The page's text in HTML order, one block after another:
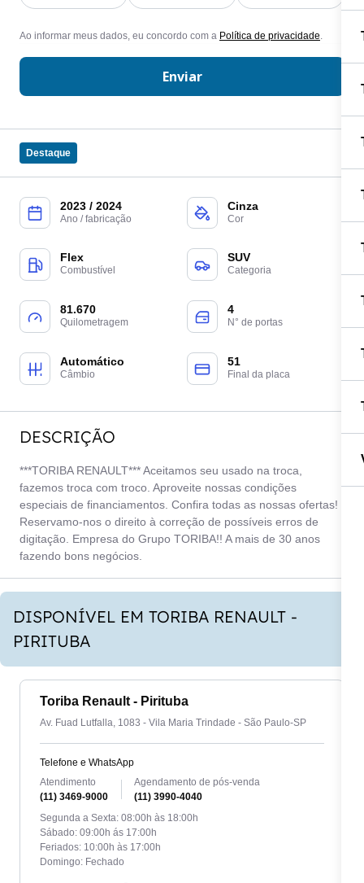
Destaque
2023 / 2024
Ano / fabricação
Cinza
Cor
Flex
Combustível
SUV
Categoria
81.670
Quilometragem
4
N° de portas
Automático
Câmbio
51
Final da placa
DESCRIÇÃO
***TORIBA RENAULT*** Aceitamos seu usado na troca,
fazemos troca com troco. Aproveite nossas condições
especiais de financiamentos. Confira todas as nossas ofertas!
Reservamo-nos o direito à correção de possíveis erros de
digitação. Empresa do Grupo TORIBA!! A mais de 30 anos
fazendo bons negócios.
DISPONÍVEL EM TORIBA RENAULT -
PIRITUBA
Toriba Renault - Pirituba
Av. Fuad Lutfalla, 1083 - Vila Maria Trindade - São Paulo-SP
Telefone e WhatsApp
Atendimento
(11) 3469-9000
Agendamento de pós-venda
(11) 3990-4040
Segunda a Sexta: 08:00h às 18:00h
Sábado: 09:00h ás 17:00h
Feriados: 10:00h às 17:00h
Domingo: Fechado
Ao informar meus dados, eu concordo com a Política de privacidade
Enviar